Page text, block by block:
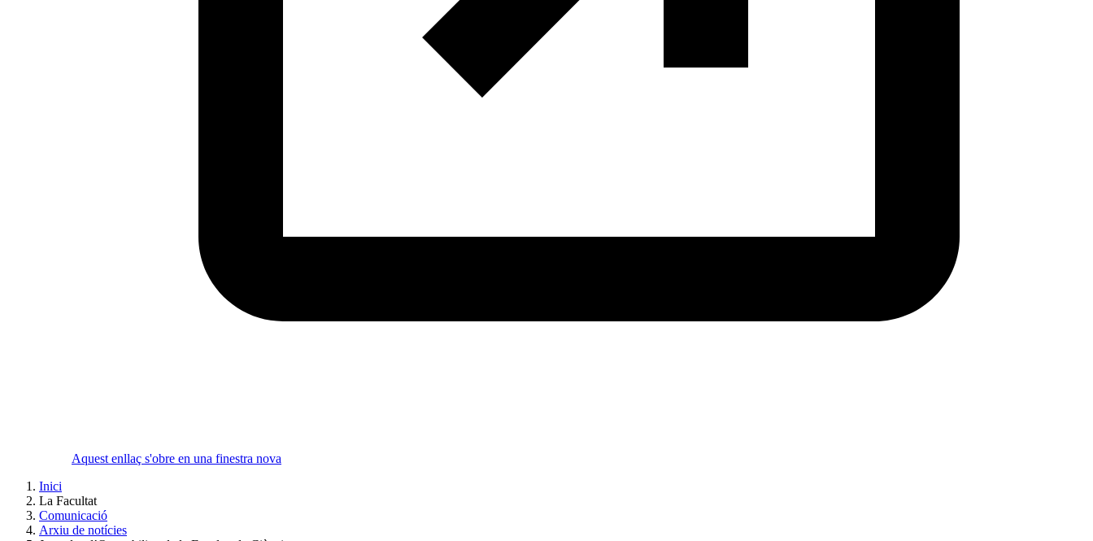
Aquest enllaç s'obre en una finestra nova
Inici
La Facultat
Comunicació
Arxiu de notícies